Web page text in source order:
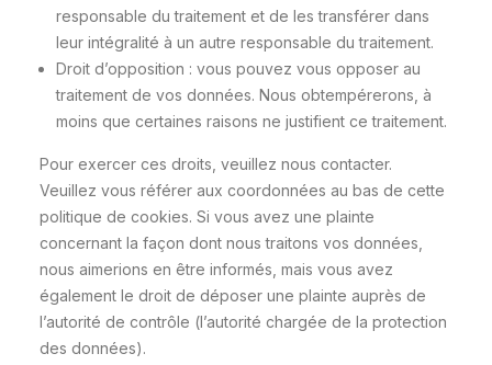
responsable du traitement et de les transférer dans
leur intégralité à un autre responsable du traitement.
Droit d’opposition : vous pouvez vous opposer au
traitement de vos données. Nous obtempérerons, à
moins que certaines raisons ne justifient ce traitement.
Pour exercer ces droits, veuillez nous contacter.
Veuillez vous référer aux coordonnées au bas de cette
politique de cookies. Si vous avez une plainte
concernant la façon dont nous traitons vos données,
nous aimerions en être informés, mais vous avez
également le droit de déposer une plainte auprès de
l’autorité de contrôle (l’autorité chargée de la protection
des données).